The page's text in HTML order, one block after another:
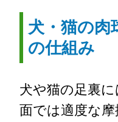
犬・猫の肉
の仕組み
犬や猫の足裏
面では適度な